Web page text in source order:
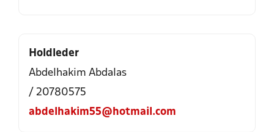
Holdleder
Abdelhakim Abdalas
/ 20780575
abdelhakim55@hotmail.com